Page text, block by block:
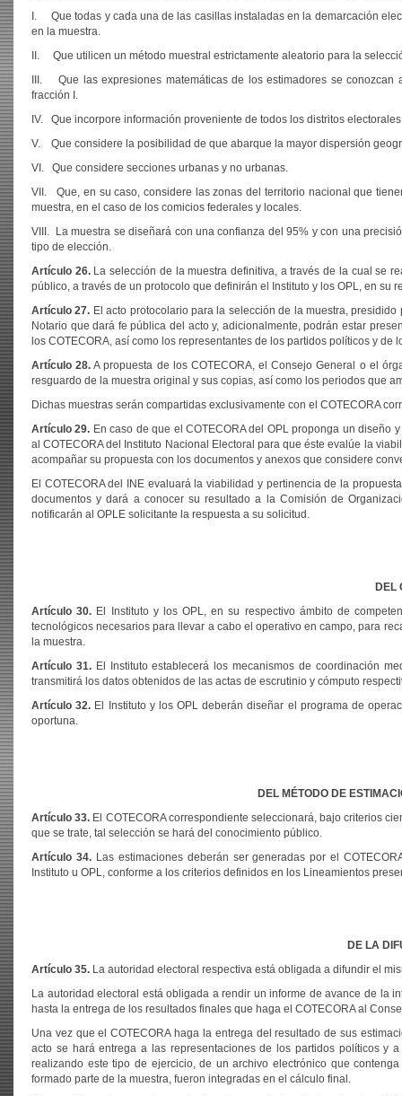
I. Que todas y cada una de las casillas instaladas en la demarcación
en la muestra.
II. Que utilicen un método muestral estrictamente aleatorio para la
III. Que las expresiones matemáticas de los estimadores se
fracción I.
IV. Que incorpore información proveniente de todos los distritos
V. Que considere la posibilidad de que abarque la mayor dispersión
VI. Que considere secciones urbanas y no urbanas.
VII. Que, en su caso, considere las zonas del territorio nacional que
muestra, en el caso de los comicios federales y locales.
VIII. La muestra se diseñará con una confianza del 95% y con una
tipo de elección.
Artículo 26.La selección de la muestra definitiva, a través de la cual se
público, a través de un protocolo que definirán el Instituto y los OPL, en su
Artículo 27. El acto protocolario para la selección de la muestra,
Notario que dará fe pública del acto y, adicionalmente, podrán estar
los COTECORA, así como los representantes de los partidos políticos y de
Artículo 28. A propuesta de los COTECORA, el Consejo General o el
resguardo de la muestra original y sus copias, así como los periodos que
Dichas muestras serán compartidas exclusivamente con el COTECORA
Artículo 29. En caso de que el COTECORA del OPL proponga un
al COTECORA del Instituto Nacional Electoral para que éste evalúe la
acompañar su propuesta con los documentos y anexos que considere
El COTECORA del INE evaluará la viabilidad y pertinencia de la
documentos y dará a conocer su resultado a la Comisión de
notificarán al OPLE solicitante la respuesta a su solicitud.
DEL
Artículo 30. El Instituto y los OPL, en su respectivo ámbito de
tecnológicos necesarios para llevar a cabo el operativo en campo, para
la muestra.
Artículo 31. El Instituto establecerá los mecanismos de coordinación
transmitirá los datos obtenidos de las actas de escrutinio y cómputo
Artículo 32. El Instituto y los OPL deberán diseñar el programa de
oportuna.
DEL MÉTODO DE
Artículo 33. El COTECORA correspondiente seleccionará, bajo criterios
que se trate, tal selección se hará del conocimiento público.
Artículo 34. Las estimaciones deberán ser generadas por el
Instituto u OPL, conforme a los criterios definidos en los Lineamientos
DE LA
Artículo 35. La autoridad electoral respectiva está obligada a difundir el
La autoridad electoral está obligada a rendir un informe de avance de la
hasta la entrega de los resultados finales que haga el COTECORA al
Una vez que el COTECORA haga la entrega del resultado de sus
acto se hará entrega a las representaciones de los partidos políticos y
realizando este tipo de ejercicio, de un archivo electrónico que
formado parte de la muestra, fueron integradas en el cálculo final.